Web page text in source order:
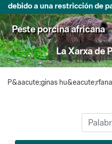
debido a una restricción de
Peste porcina africana
La Xarxa de
P&aacute;ginas